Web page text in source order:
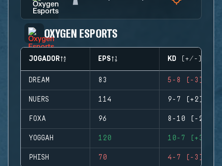
OXYGEN ESPORTS
JOGADOR EPS KD (+/-)
DREAM 83 5-8 (-3)
NUERS 114 9-7 (+2)
FOXA 96 8-10 (-2)
YOGGAH 120 10-7 (+3)
PHISH 70 4-7 (-3)